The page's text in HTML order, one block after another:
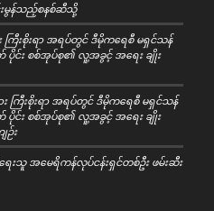
မွန်သည့်စနစ်ဆီသို့
ကြီးစိုးရာ အရပ်တွင် ဒီမိုကရေစီ မရှင်သန်
င်း စစ်အုပ်စု၏ လူ့အခွင့် အရေး ချိုး
ကြီးစိုးရာ အရပ်တွင် ဒီမိုကရေစီ မရှင်သန်
င်း စစ်အုပ်စု၏ လူ့အခွင့် အရေး ချိုး
ဉ်း
းသူ အမေရိကန်လုပ်ငန်းရှင်တစ်ဦး ဖမ်းဆီး